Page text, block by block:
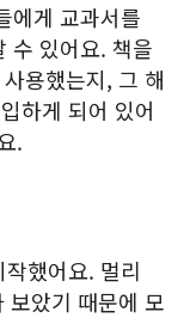
에게 교과서를
수 있어요. 책을
용했는지, 그 해
하게 되어 있어
.
했어요. 멀리
보았기 때문에 모